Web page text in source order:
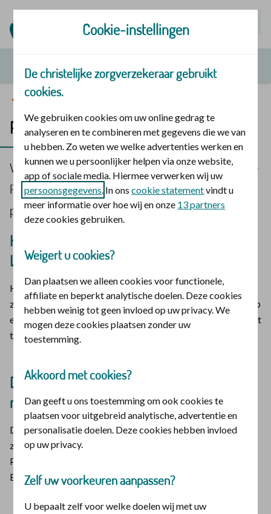
Basisverzekeringen
Principe Polis Budget (tot 01-01-2026)
Vanaf 1 januari 2026 hebben we 1 basisverzekering: de
Principe Polis. Lees meer over de verandering op de
paginavan Budget naar Principe Polis.
Heeft u in 2025 de Principe Polis Budget?
Lees dan verder
Het kan zijn dat u nog een rekening krijgt voor
ziekenhuiszorg. Daarom hieronder nog even de informatie op
een rij over hoe u verzekerd bent via de Principe Polis Budget
tot 1 januari 2026.
De Principe Polis Budget is een naturapolis
met selectieve contractering
Dat betekent: bij geplande zorg krijgt u bij minder
ziekenhuizen 100% vergoedingen, dan met een Principe
Polis. Vandaag de lagere premie voor de Principe Polis
Budget.
Cookie-instellingen
De christelijke zorgverzekeraar gebruikt
cookies.
We gebruiken cookies om uw online gedrag te
analyseren en te combineren met gegevens die we van
u hebben. Zo weten we welke advertenties werken en
kunnen we u persoonlijker helpen via onze website,
app of sociale media. Hiermee verwerken wij uw
persoonsgegevens. In onscookie statementvindt u
meer informatie over hoe wij en onze 13 partners
deze cookies gebruiken.
Weigert u cookies?
Dan plaatsen we alleen cookies voor functionele,
affiliate en beperkt analytische doelen. Deze cookies
hebben weinig tot geen invloed op uw privacy. We
mogen deze cookies plaatsen zonder uw
toestemming.
Akkoord met cookies?
Dan geeft u ons toestemming om ook cookies te
plaatsen voor uitgebreid analytische, advertentie en
personalisatie doelen. Deze cookies hebben invloed
op uw privacy.
Zelf uw voorkeuren aanpassen?
U bepaalt zelf voor welke doelen wij met uw